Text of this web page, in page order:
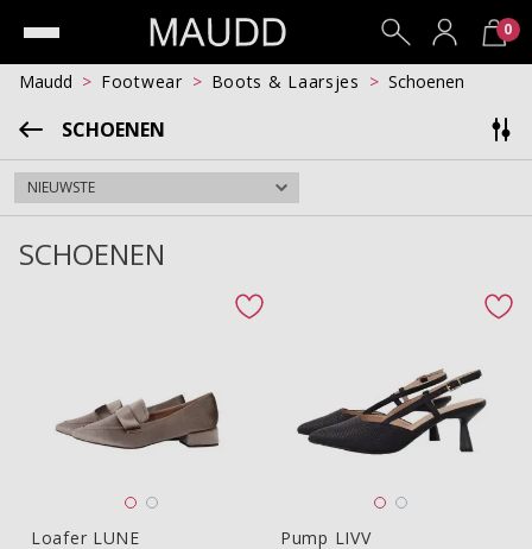
0
Maudd Footwear Boots & Laarsjes Schoenen
SCHOENEN
SCHOENEN
Loafer LUNE
Loafer LUNE Pump LIVV
Pump LIVV